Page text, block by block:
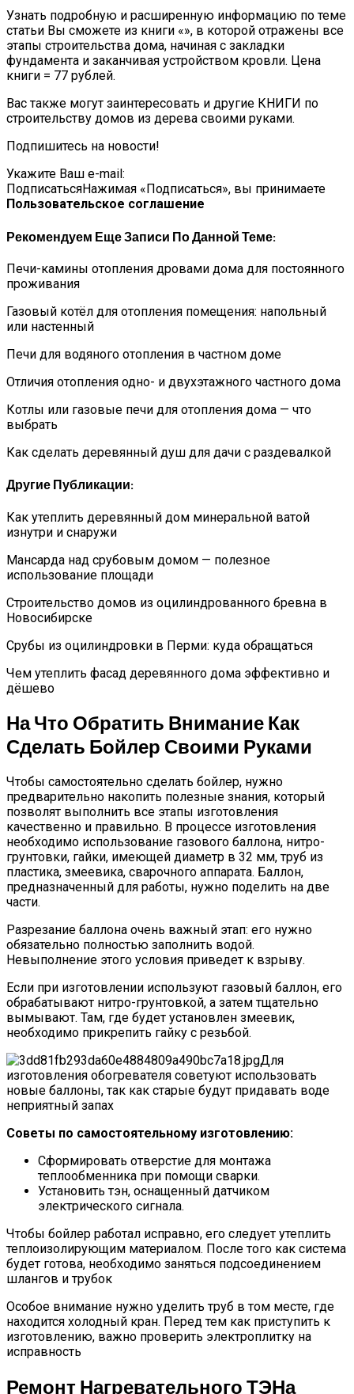
Узнать подробную и расширенную информацию по теме
статьи Вы сможете из книги «», в которой отражены все
этапы строительства дома, начиная с закладки
фундамента и заканчивая устройством кровли. Цена
книги = 77 рублей.
Вас также могут заинтересовать и другие КНИГИ по
строительству домов из дерева своими руками.
Подпишитесь на новости!
Укажите Ваш e-mail:
ПодписатьсяНажимая «Подписаться», вы принимаете
Пользовательское соглашение
Рекомендуем Еще Записи По Данной Теме:
Печи-камины отопления дровами дома для постоянного
проживания
Газовый котёл для отопления помещения: напольный
или настенный
Печи для водяного отопления в частном доме
Отличия отопления одно- и двухэтажного частного дома
Котлы или газовые печи для отопления дома — что
выбрать
Как сделать деревянный душ для дачи с раздевалкой
Другие Публикации:
Как утеплить деревянный дом минеральной ватой
изнутри и снаружи
Мансарда над срубовым домом — полезное
использование площади
Строительство домов из оцилиндрованного бревна в
Новосибирске
Срубы из оцилиндровки в Перми: куда обращаться
Чем утеплить фасад деревянного дома эффективно и
дёшево
На Что Обратить Внимание Как
Сделать Бойлер Своими Руками
Чтобы самостоятельно сделать бойлер, нужно
предварительно накопить полезные знания, который
позволят выполнить все этапы изготовления
качественно и правильно. В процессе изготовления
необходимо использование газового баллона, нитро-
грунтовки, гайки, имеющей диаметр в 32 мм, труб из
пластика, змеевика, сварочного аппарата. Баллон,
предназначенный для работы, нужно поделить на две
части.
Разрезание баллона очень важный этап: его нужно
обязательно полностью заполнить водой.
Невыполнение этого условия приведет к взрыву.
Если при изготовлении используют газовый баллон, его
обрабатывают нитро-грунтовкой, а затем тщательно
вымывают. Там, где будет установлен змеевик,
необходимо прикрепить гайку с резьбой.
Для
изготовления обогревателя советуют использовать
новые баллоны, так как старые будут придавать воде
неприятный запах
Советы по самостоятельному изготовлению:
Сформировать отверстие для монтажа
теплообменника при помощи сварки.
Установить тэн, оснащенный датчиком
электрического сигнала.
Чтобы бойлер работал исправно, его следует утеплить
теплоизолирующим материалом. После того как система
будет готова, необходимо заняться подсоединением
шлангов и трубок
Особое внимание нужно уделить труб в том месте, где
находится холодный кран. Перед тем как приступить к
изготовлению, важно проверить электроплитку на
исправность
Ремонт Нагревательного ТЭНа